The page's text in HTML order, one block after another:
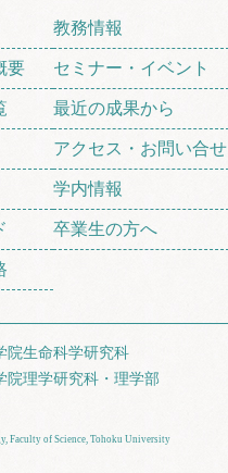
要
教務情報
セミナー・イベント
最近の成果から
アクセス・お問い合せ
学内情報
卒業生の方へ
院生命科学研究科
院理学研究科・理学部
Faculty of Science, Tohoku University